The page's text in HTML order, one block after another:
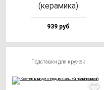
(ке­ра­ми­ка)
939 руб
Подставки для кружек